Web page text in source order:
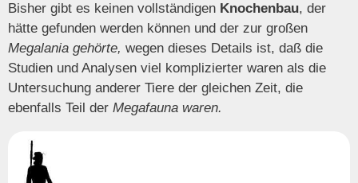
Bisher gibt es keinen vollständigen Knochenbau, der
hätte gefunden werden können und der zur großen
Megalania gehörte, wegen dieses Details ist, daß die
Studien und Analysen viel komplizierter waren als die
Untersuchung anderer Tiere der gleichen Zeit, die
ebenfalls Teil der Megafauna waren.